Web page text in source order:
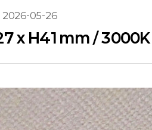
2026-05-26
x H41mm / 3000K